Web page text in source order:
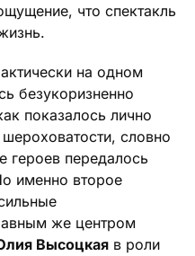
что спектакль
на одном
безукоризненно
показалось лично
словно
героев передалось
именно второе
же центром
Высоцкая в роли